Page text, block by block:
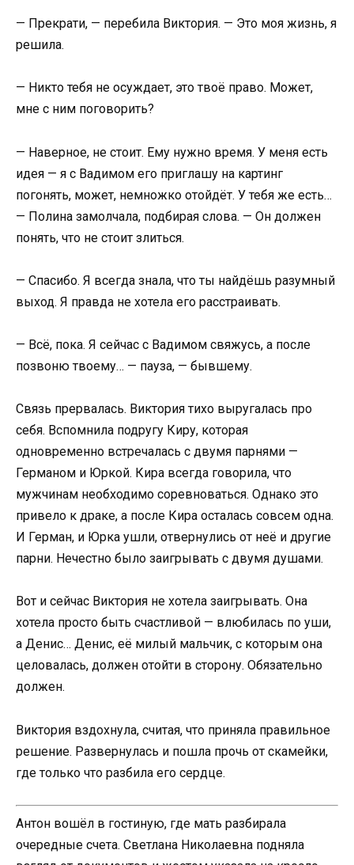
— Прекрати, — перебила Виктория. — Это моя жизнь, я
решила.
— Никто тебя не осуждает, это твоё право. Может,
мне с ним поговорить?
— Наверное, не стоит. Ему нужно время. У меня есть
идея — я с Вадимом его приглашу на картинг
погонять, может, немножко отойдёт. У тебя же есть…
— Полина замолчала, подбирая слова. — Он должен
понять, что не стоит злиться.
— Спасибо. Я всегда знала, что ты найдёшь разумный
выход. Я правда не хотела его расстраивать.
— Всё, пока. Я сейчас с Вадимом свяжусь, а после
позвоню твоему… — пауза, — бывшему.
Связь прервалась. Виктория тихо выругалась про
себя. Вспомнила подругу Киру, которая
одновременно встречалась с двумя парнями —
Германом и Юркой. Кира всегда говорила, что
мужчинам необходимо соревноваться. Однако это
привело к драке, а после Кира осталась совсем одна.
И Герман, и Юрка ушли, отвернулись от неё и другие
парни. Нечестно было заигрывать с двумя душами.
Вот и сейчас Виктория не хотела заигрывать. Она
хотела просто быть счастливой — влюбилась по уши,
а Денис… Денис, её милый мальчик, с которым она
целовалась, должен отойти в сторону. Обязательно
должен.
Виктория вздохнула, считая, что приняла правильное
решение. Развернулась и пошла прочь от скамейки,
где только что разбила его сердце.
Антон вошёл в гостиную, где мать разбирала
очередные счета. Светлана Николаевна подняла